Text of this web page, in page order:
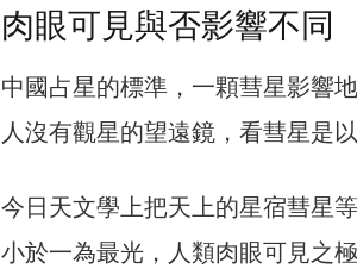
肉眼可見與否影響不同
中國占星的標準，一顆彗星影響
人沒有觀星的望遠鏡，看彗星是
今日天文學上把天上的星宿彗星
小於一為最光，人類肉眼可見之